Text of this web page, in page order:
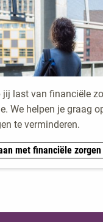
is voldaan.
jij last van financiële
We helpen je graag
te verminderen.
met financiële zorgen